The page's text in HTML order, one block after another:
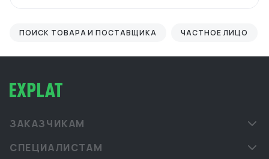
ПОИСК ТОВАРА И ПОСТАВЩИКА ЧАСТНОЕ ЛИЦО
ЗАКАЗЧИКАМ
СПЕЦИАЛИСТАМ